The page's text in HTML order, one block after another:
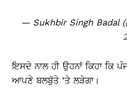
— Sukhbir Singh Badal
ਇਸਦੇ ਨਾਲ ਹੀ ਉਹਨਾਂ ਕਿਹਾ ਕਿ
ਆਪਣੇ ਬਲਬੁੱਤੇ ‘ਤੇ ਲੜੇਗਾ।